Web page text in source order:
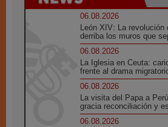
06.08.2026
León XIV: La
derriba los muros que
06.08.2026
La Iglesia en Ceuta:
frente al drama
06.08.2026
La visita del Papa a
gracia reconciliación y
06.08.2026